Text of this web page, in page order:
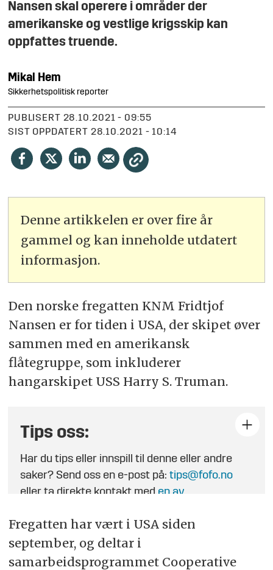
Nansen skal operere i områder der
amerikanske og vestlige krigsskip kan
oppfattes truende.
Mikal Hem
Sikkerhetspolitisk reporter
PUBLISERT
28.10.2021 - 09:55
SIST OPPDATERT
28.10.2021 - 10:14
Denne artikkelen er over fire år
gammel og kan inneholde utdatert
informasjon.
Den norske fregatten KNM Fridtjof
Nansen er for tiden i USA, der skipet øver
sammen med en amerikansk
flåtegruppe, som inkluderer
hangarskipet USS Harry S. Truman.
Tips oss:
Har du tips eller innspill til denne eller andre
saker? Send oss en e-post på:tips@fofo.no
eller ta direkte kontakt med en av
Fregatten har vært i USA siden
september, og deltar i
samarbeidsprogrammet Cooperative